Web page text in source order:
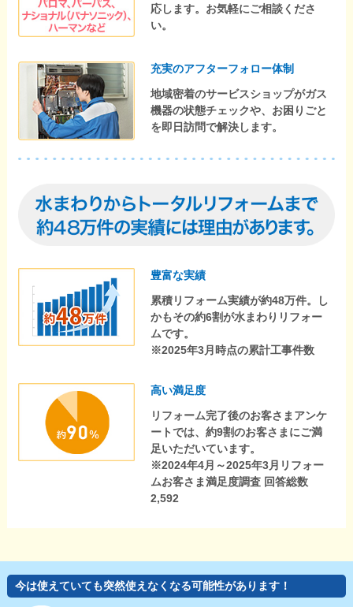
応します。お気軽にご相談くださ
い。
充実のアフターフォロー体制
地域密着のサービスショップがガス
機器の状態チェックや、お困りごと
を即日訪問で解決します。
豊富な実績
累積リフォーム実績が約48万件。し
かもその約6割が水まわりリフォー
ムです。
※2025年3月時点の累計工事件数
高い満足度
リフォーム完了後のお客さまアンケ
ートでは、約9割のお客さまにご満
足いただいています。
※2024年4月～2025年3月リフォー
ムお客さま満足度調査 回答総数
2,592
今は使えていても突然使えなくなる可能性があります！